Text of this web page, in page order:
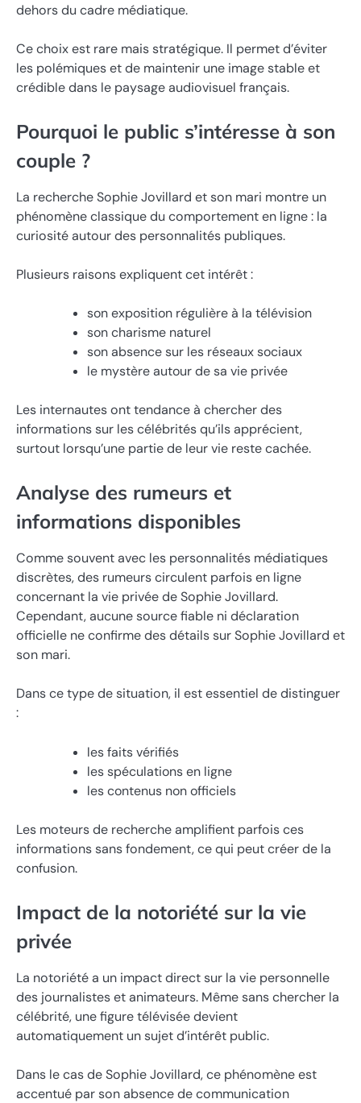
dehors du cadre médiatique.
Ce choix est rare mais stratégique. Il permet d’éviter
les polémiques et de maintenir une image stable et
crédible dans le paysage audiovisuel français.
Pourquoi le public s’intéresse à son
couple ?
La recherche Sophie Jovillard et son mari montre un
phénomène classique du comportement en ligne : la
curiosité autour des personnalités publiques.
Plusieurs raisons expliquent cet intérêt :
son exposition régulière à la télévision
son charisme naturel
son absence sur les réseaux sociaux
le mystère autour de sa vie privée
Les internautes ont tendance à chercher des
informations sur les célébrités qu’ils apprécient,
surtout lorsqu’une partie de leur vie reste cachée.
Analyse des rumeurs et
informations disponibles
Comme souvent avec les personnalités médiatiques
discrètes, des rumeurs circulent parfois en ligne
concernant la vie privée de Sophie Jovillard.
Cependant, aucune source fiable ni déclaration
officielle ne confirme des détails sur Sophie Jovillard et
son mari.
Dans ce type de situation, il est essentiel de distinguer
:
les faits vérifiés
les spéculations en ligne
les contenus non officiels
Les moteurs de recherche amplifient parfois ces
informations sans fondement, ce qui peut créer de la
confusion.
Impact de la notoriété sur la vie
privée
La notoriété a un impact direct sur la vie personnelle
des journalistes et animateurs. Même sans chercher la
célébrité, une figure télévisée devient
automatiquement un sujet d’intérêt public.
Dans le cas de Sophie Jovillard, ce phénomène est
accentué par son absence de communication